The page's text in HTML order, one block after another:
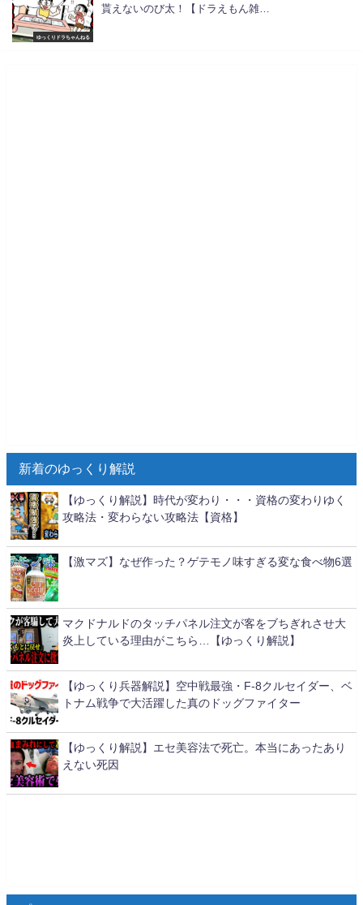
ゆっくりドラちゃんねる
貰えないのび太！【ドラえもん雑…
新着のゆっくり解説
【ゆっくり解説】時代が変わり・・・資格の変わりゆく
攻略法・変わらない攻略法【資格】
【激マズ】なぜ作った？ゲテモノ味すぎる変な食べ物6選
マクドナルドのタッチパネル注文が客をブちぎれさせ大
炎上している理由がこちら…【ゆっくり解説】
【ゆっくり兵器解説】空中戦最強・F-8クルセイダー、ベ
トナム戦争で大活躍した真のドッグファイター
【ゆっくり解説】エセ美容法で死亡。本当にあったあり
えない死因